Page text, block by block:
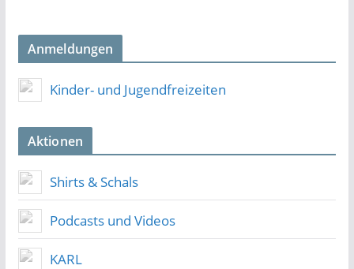
Anmeldungen
Kinder- und Jugendfreizeiten
Aktionen
Shirts & Schals
Podcasts und Videos
KARL